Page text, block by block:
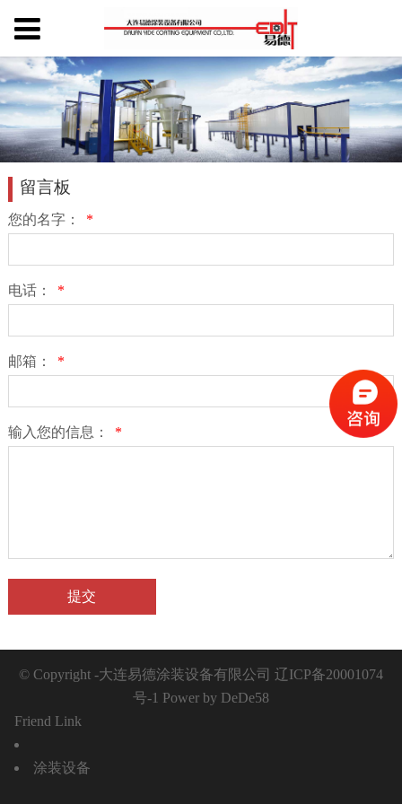
留言板
您的名字： *
电话： *
邮箱： *
输入您的信息： *
提交
© Copyright -大连易德涂装设备有限公司 辽ICP备20001074
号-1 Power by DeDe58
Friend Link
涂装设备